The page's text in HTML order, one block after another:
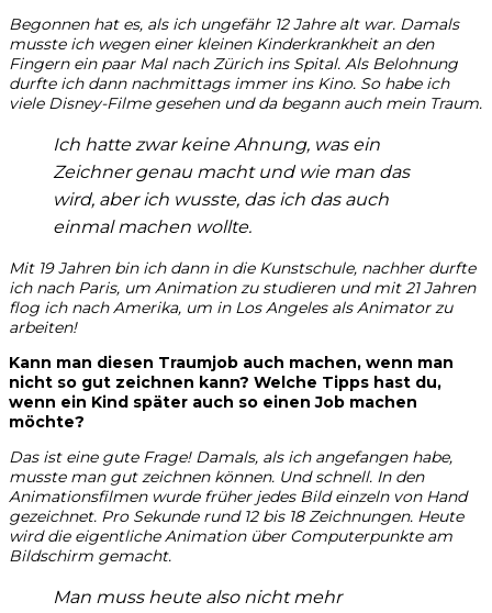
Begonnen hat es, als ich ungefähr 12 Jahre alt war. Damals
musste ich wegen einer kleinen Kinderkrankheit an den
Fingern ein paar Mal nach Zürich ins Spital. Als Belohnung
durfte ich dann nachmittags immer ins Kino. So habe ich
viele Disney-Filme gesehen und da begann auch mein Traum.
Ich hatte zwar keine Ahnung, was ein
Zeichner genau macht und wie man das
wird, aber ich wusste, das ich das auch
einmal machen wollte.
Mit 19 Jahren bin ich dann in die Kunstschule, nachher durfte
ich nach Paris, um Animation zu studieren und mit 21 Jahren
flog ich nach Amerika, um in Los Angeles als Animator zu
arbeiten!
Kann man diesen Traumjob auch machen, wenn man
nicht so gut zeichnen kann? Welche Tipps hast du,
wenn ein Kind später auch so einen Job machen
möchte?
Das ist eine gute Frage! Damals, als ich angefangen habe,
musste man gut zeichnen können. Und schnell. In den
Animationsfilmen wurde früher jedes Bild einzeln von Hand
gezeichnet. Pro Sekunde rund 12 bis 18 Zeichnungen. Heute
wird die eigentliche Animation über Computerpunkte am
Bildschirm gemacht.
Man muss heute also nicht mehr